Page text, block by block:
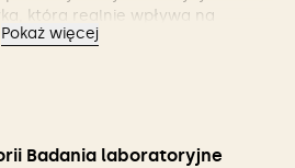
która realnie wpływa na
psa oraz kota.
Pokaż więcej
Badania laboratoryjne